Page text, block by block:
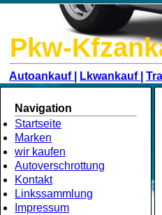
Pkw-
Autoankauf | Lkwankauf |
Navigation
Startseite
Marken
wir kaufen
Autoverschrottung
Kontakt
Linkssammlung
Impressum